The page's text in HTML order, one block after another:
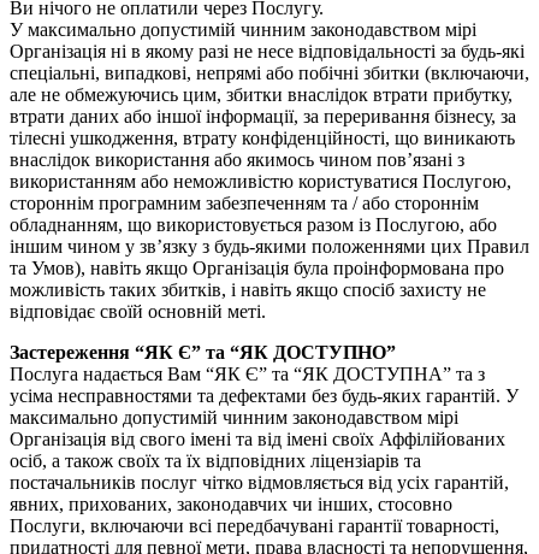
Ви нічого не оплатили через Послугу.
У максимально допустимій чинним законодавством мірі
Організація ні в якому разі не несе відповідальності за будь-які
спеціальні, випадкові, непрямі або побічні збитки (включаючи,
але не обмежуючись цим, збитки внаслідок втрати прибутку,
втрати даних або іншої інформації, за переривання бізнесу, за
тілесні ушкодження, втрату конфіденційності, що виникають
внаслідок використання або якимось чином пов’язані з
використанням або неможливістю користуватися Послугою,
стороннім програмним забезпеченням та / або стороннім
обладнанням, що використовується разом із Послугою, або
іншим чином у зв’язку з будь-якими положеннями цих Правил
та Умов), навіть якщо Організація була проінформована про
можливість таких збитків, і навіть якщо спосіб захисту не
відповідає своїй основній меті.
Застереження “ЯК Є” та “ЯК ДОСТУПНО”
Послуга надається Вам “ЯК Є” та “ЯК ДОСТУПНА” та з
усіма несправностями та дефектами без будь-яких гарантій. У
максимально допустимій чинним законодавством мірі
Організація від свого імені та від імені своїх Аффілійованих
осіб, а також своїх та їх відповідних ліцензіарів та
постачальників послуг чітко відмовляється від усіх гарантій,
явних, прихованих, законодавчих чи інших, стосовно
Послуги, включаючи всі передбачувані гарантії товарності,
придатності для певної мети, права власності та непорушення,